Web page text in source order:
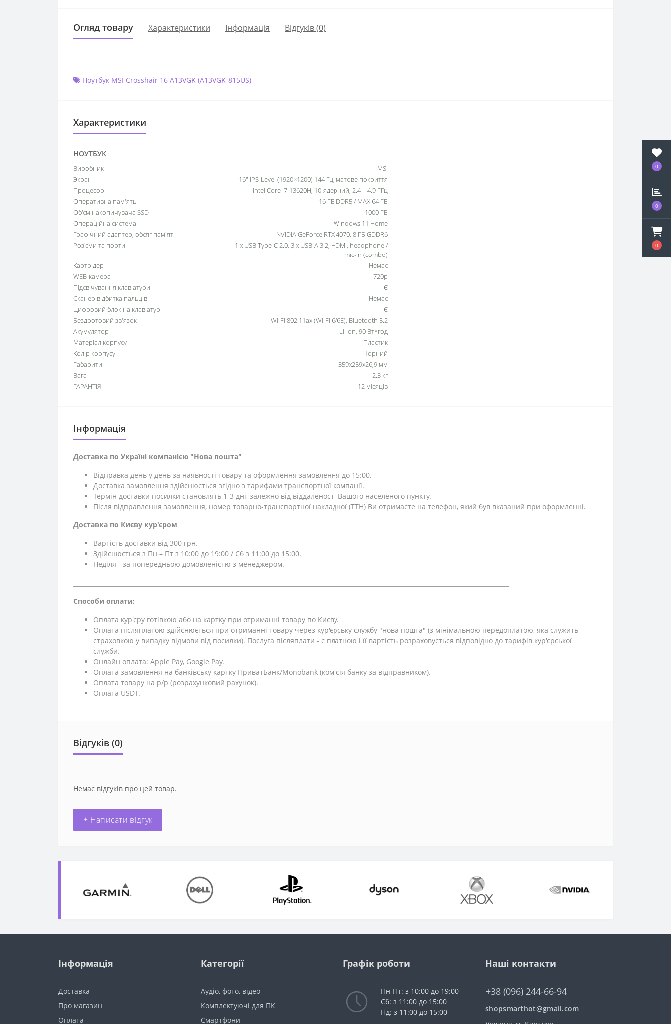
0
0
0
Огляд товару Характеристики Iнформація Відгуків (0)
Ноутбук MSI Crosshair 16 A13VGK (A13VGK-815US)
Характеристики
НОУТБУК
Виробник
MSI
Экран
16" IPS-Level (1920×1200) 144 Гц, матове покриття
Процесор
Intel Core i7-13620H, 10-ядерний, 2.4 – 4.9 ГГц
Оперативна пам'ять
16 ГБ DDR5 / MAX 64 ГБ
Об'єм накопичувача SSD
1000 ГБ
Операційна система
Windows 11 Home
Графічний адаптер, обсяг пам'яті
NVIDIA GeForce RTX 4070, 8 ГБ GDDR6
Роз'єми та порти
1 x USB Type-C 2.0, 3 x USB-A 3.2, HDMI, headphone /
mic-in (combo)
Картрідер
Немає
WEB-камера
720р
Підсвічування клавіатури
Є
Сканер відбитка пальців
Немає
Цифровий блок на клавіатурі
Є
Бездротовий зв'язок
Wi-Fi 802.11ax (Wi-Fi 6/6E), Bluetooth 5.2
Акумулятор
Li-Ion, 90 Вт*год
Матеріал корпусу
Пластик
Колір корпусу
Чорний
Габарити
359x259x26,9 мм
Вага
2.3 кг
ГАРАНТІЯ
12 місяців
Iнформація
Доставка по Україні компанією "Нова пошта"
Відправка день у день за наявності товару та оформлення замовлення до 15:00.
Доставка замовлення здійснюється згідно з тарифами транспортної компанії.
Термін доставки посилки становлять 1-3 дні, залежно від віддаленості Вашого населеного пункту.
Після відправлення замовлення, номер товарно-транспортної накладної (ТТН) Ви отримаєте на телефон, який був вказаний при оформленні.
Доставка по Києву кур'єром
Вартість доставки від 300 грн.
Здійснюється з Пн – Пт з 10:00 до 19:00 / Сб з 11:00 до 15:00.
Неділя - за попередньою домовленістю з менеджером.
Способи оплати:
Оплата кур'єру готівкою або на картку при отриманні товару по Києву.
Оплата післяплатою здійснюється при отриманні товару через кур'єрську службу "нова пошта" (з мінімальною передоплатою, яка служить
страховкою у випадку відмови від посилки). Послуга післяплати - є платною і її вартість розраховується відповідно до тарифів кур'єрської
служби.
Онлайн оплата: Apple Pay, Google Pay.
Оплата замовлення на банківську картку ПриватБанк/Monobank (комісія банку за відправником).
Оплата товару на р/р (розрахунковий рахунок).
Оплата USDT.
Відгуків (0)
Немає відгуків про цей товар.
+ Написати відгук
Інформація
Доставка
Про магазин
Оплата
Категорії
Аудіо, фото, відео
Комплектуючі для ПК
Смартфони
Графік роботи
Пн-Пт: з 10:00 до 19:00
Сб: з 11:00 до 15:00
Нд: з 11:00 до 15:00
Наші контакти
+38 (096) 244-66-94
shopsmarthot@gmail.com